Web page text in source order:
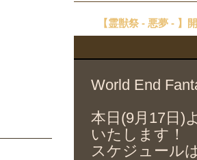
【霊獣祭 - 悪夢 - 】
World End
本日(9月17日)
いたします！
スケジュール